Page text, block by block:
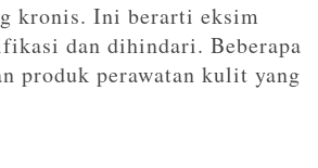
kronis. Ini berarti eksim
dan dihindari. Beberapa
produk perawatan kulit yang